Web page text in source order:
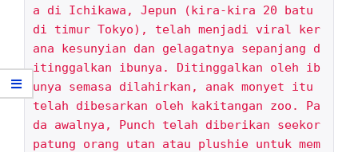
a di Ichikawa, Jepun (kira-kira 20 batu
di timur Tokyo), telah menjadi viral ker
ana kesunyian dan gelagatnya sepanjang d
itinggalkan ibunya. Ditinggalkan oleh ib
unya semasa dilahirkan, anak monyet itu
telah dibesarkan oleh kakitangan zoo. Pa
da awalnya, Punch telah diberikan seekor
patung orang utan atau plushie untuk mem